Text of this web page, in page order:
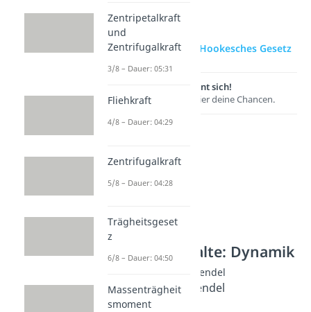
zur Videoseite: Hookesches Gesetz
Lernen lohnt sich!
Entdecke hier deine Chancen.
Weitere Inhalte: Dynamik
Feder- und Fadenpendel
Physikalisches Pendel
Dauer: 05:35
Zentripetalkraft
und
Zentrifugalkraft
3/8 – Dauer: 05:31
Fliehkraft
4/8 – Dauer: 04:29
Zentrifugalkraft
5/8 – Dauer: 04:28
Trägheitsgeset
z
6/8 – Dauer: 04:50
Massenträgheit
smoment